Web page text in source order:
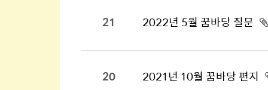
21 2022년 5월 꿈바당 질문
20 2021년 10월 꿈바당 편지